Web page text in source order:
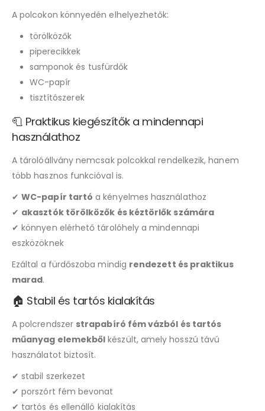
A polcokon könnyedén elhelyezhetők:
törölközők
piperecikkek
samponok és tusfürdők
WC-papír
tisztítószerek
🧻 Praktikus kiegészítők a mindennapi
használathoz
A tárolóállvány nemcsak polcokkal rendelkezik, hanem
több hasznos funkcióval is.
✔WC-papír tartó a kényelmes használathoz
✔ akasztók törölközők és kéztörlők számára
✔ könnyen elérhető tárolóhely a mindennapi
eszközöknek
Ezáltal a fürdőszoba mindig rendezett és praktikus
marad.
🏠 Stabil és tartós kialakítás
A polcrendszer strapabíró fém vázból és tartós
műanyag elemekből készült, amely hosszú távú
használatot biztosít.
✔ stabil szerkezet
✔ porszórt fém bevonat
✔ tartós és ellenálló kialakítás